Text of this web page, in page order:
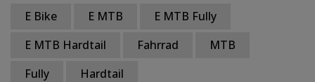
E Bike E MTB
E MTB Fully
E MTB Hardtail
Fahrrad
MTB
Fully
Hardtail